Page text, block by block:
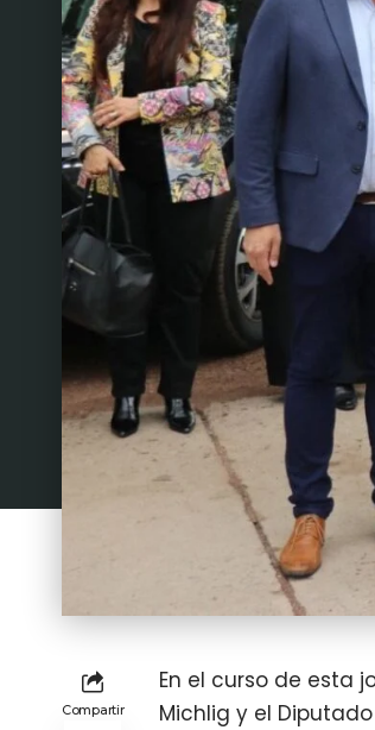
Compartir
En el curso de esta
Michlig y el